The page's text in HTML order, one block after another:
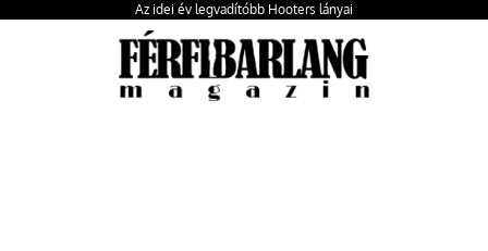
Az idei év legvadítóbb Hooters lányai